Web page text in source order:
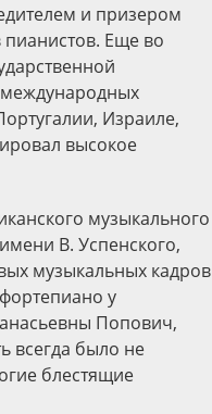
и призером
Еще во
международных
Израиле,
высокое
музыкального
В. Успенского,
музыкальных кадров
у
Попович,
всегда было не
блестящие